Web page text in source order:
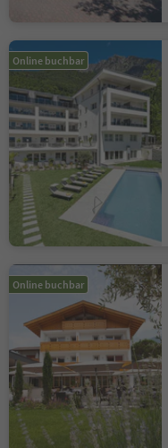
Online buchbar
Online buchbar